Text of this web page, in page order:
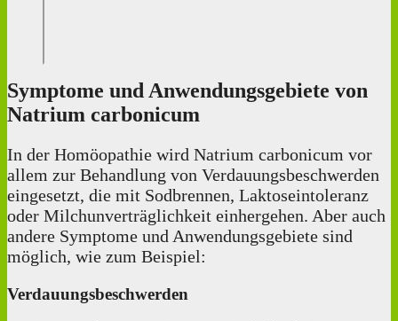
Symptome und Anwendungsgebiete von
Natrium carbonicum
In der Homöopathie wird Natrium carbonicum vor
allem zur Behandlung von Verdauungsbeschwerden
eingesetzt, die mit Sodbrennen, Laktoseintoleranz
oder Milchunverträglichkeit einhergehen. Aber auch
andere Symptome und Anwendungsgebiete sind
möglich, wie zum Beispiel:
Verdauungsbeschwerden